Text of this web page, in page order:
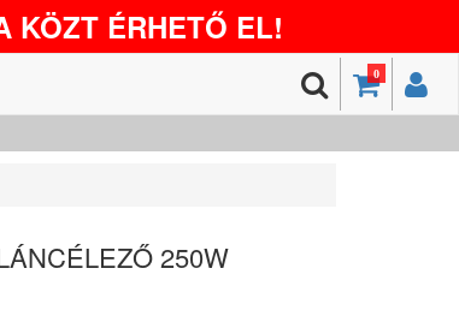
KÖZT ÉRHETŐ EL!
0
250W